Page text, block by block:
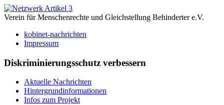
Verein für Menschenrechte und Gleichstellung Behinderter e.V.
kobinet-nachrichten
Impressum
Diskriminierungsschutz verbessern
Aktuelle Nachrichten
Hintergrundinformationen
Infos zum Projekt